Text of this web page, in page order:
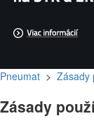
Pneumat > Zásady
Zásady